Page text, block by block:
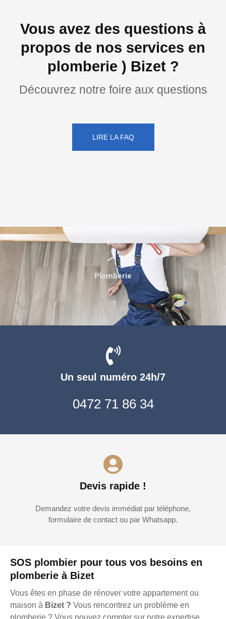
Vous avez des questions à
propos de nos services en
plomberie ) Bizet ?
Découvrez notre foire aux questions
LIRE LA FAQ
SOS plombier pour tous vos besoins en
plomberie à Bizet
Vous êtes en phase de rénover votre appartement ou
maison à Bizet ? Vous rencontrez un problème en
Un seul numéro 24h/7
0472 71 86 34
Devis rapide !
Demandez votre devis immédiat par téléphone,
formulaire de contact ou par Whatsapp.
Plomberie